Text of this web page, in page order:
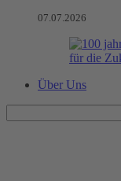
07.07.2026
Über Uns